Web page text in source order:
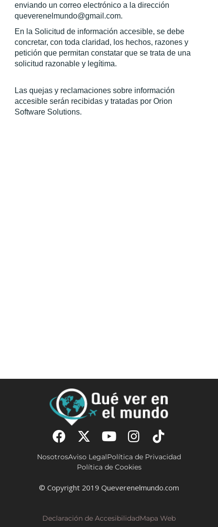
enviando un correo electrónico a la dirección
queverenelmundo@gmail.com.
En la Solicitud de información accesible, se debe
concretar, con toda claridad, los hechos, razones y
petición que permitan constatar que se trata de una
solicitud razonable y legítima.
Las quejas y reclamaciones sobre información
accesible serán recibidas y tratadas por Orion
Software Solutions.
NosotrosAviso LegalPolítica de Privacidad
Política de Cookies
© Copyright 2019 Queverenelmundo.com
Declaración de AccesibilidadMapa Web